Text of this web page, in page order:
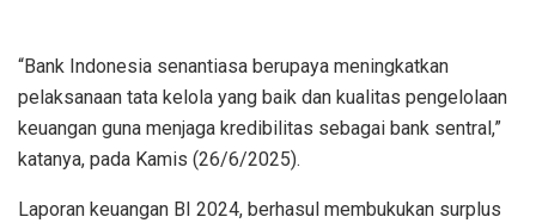
“Bank Indonesia senantiasa berupaya meningkatkan
pelaksanaan tata kelola yang baik dan kualitas pengelolaan
keuangan guna menjaga kredibilitas sebagai bank sentral,”
katanya, pada Kamis (26/6/2025).
Laporan keuangan BI 2024, berhasul membukukan surplus